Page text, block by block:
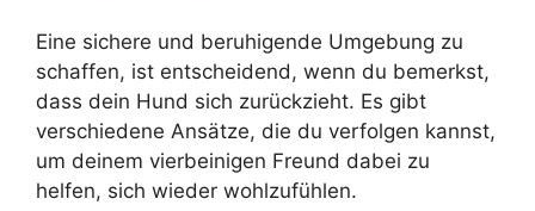
Eine sichere und beruhigende Umgebung zu
schaffen, ist entscheidend, wenn du bemerkst,
dass dein Hund sich zurückzieht. Es gibt
verschiedene Ansätze, die du verfolgen kannst,
um deinem vierbeinigen Freund dabei zu
helfen, sich wieder wohlzufühlen.